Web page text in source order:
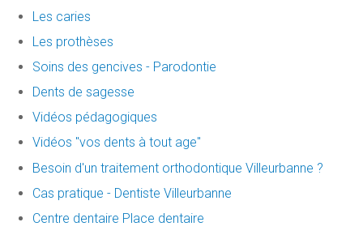
Les caries
Les prothèses
Soins des gencives - Parodontie
Dents de sagesse
Vidéos pédagogiques
Vidéos "vos dents à tout age"
Besoin d'un traitement orthodontique Villeurbanne ?
Cas pratique - Dentiste Villeurbanne
Centre dentaire Place dentaire